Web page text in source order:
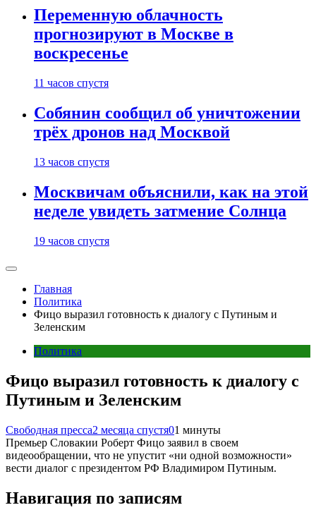
Переменную облачность
прогнозируют в Москве в
воскресенье
11 часов спустя
Собянин сообщил об уничтожении
трёх дронов над Москвой
13 часов спустя
Москвичам объяснили, как на этой
неделе увидеть затмение Солнца
19 часов спустя
Главная
Политика
Фицо выразил готовность к диалогу с Путиным и
Зеленским
Политика
Фицо выразил готовность к диалогу с
Путиным и Зеленским
Свободная пресса2 месяца спустя01 минуты
Премьер Словакии Роберт Фицо заявил в своем
видеообращении, что не упустит «ни одной возможности»
вести диалог с президентом РФ Владимиром Путиным.
Навигация по записям